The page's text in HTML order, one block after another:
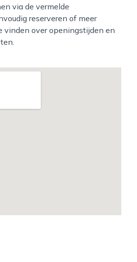
via de vermelde
reserveren of meer
vinden over openingstijden en